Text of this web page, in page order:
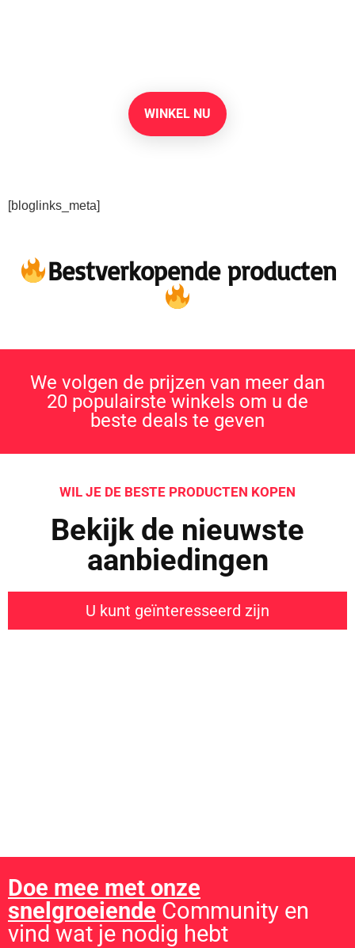
WINKEL NU
[bloglinks_meta]
Bestverkopende producten
We volgen de prijzen van meer dan
20 populairste winkels om u de
beste deals te geven
WIL JE DE BESTE PRODUCTEN KOPEN
Bekijk de nieuwste
aanbiedingen
U kunt geïnteresseerd zijn
Doe mee met onze
snelgroeiende Community en
vind wat je nodig hebt